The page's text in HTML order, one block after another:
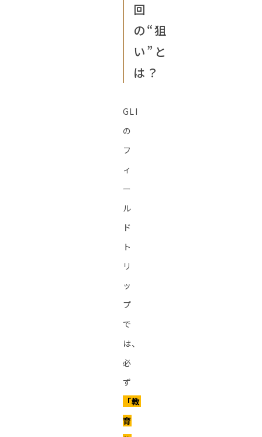
回
の“狙
い”と
は？
GLI
の
フ
ィ
ー
ル
ド
ト
リ
ッ
プ
で
は、
必
ず
「教
育